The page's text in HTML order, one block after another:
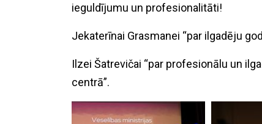
ieguldījumu un profesionalitāti!
Jekaterīnai Grasmanei “par ilgadēju
Ilzei Šatrevičai “par profesionālu un
centrā”.